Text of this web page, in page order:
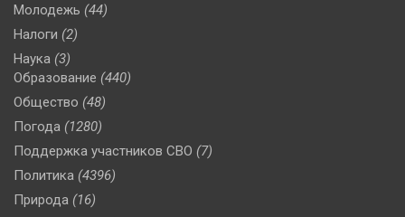
Молодежь (44)
Налоги (2)
Наука (3)
Образование (440)
Общество (48)
Погода (1280)
Поддержка участников СВО (7)
Политика (4396)
Природа (16)